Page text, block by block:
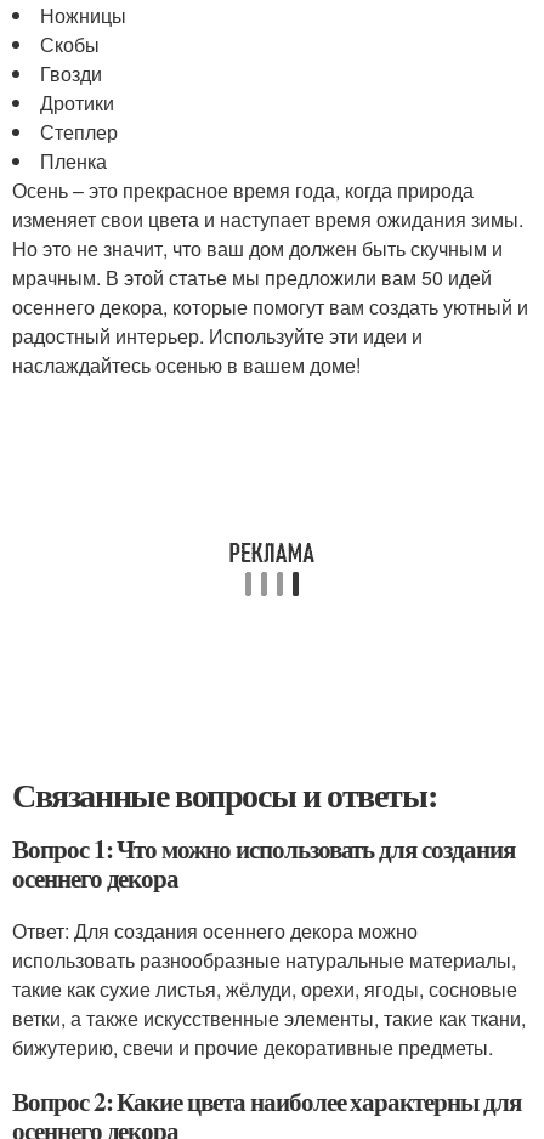
Ножницы
Скобы
Гвозди
Дротики
Степлер
Пленка
Осень – это прекрасное время года, когда природа
изменяет свои цвета и наступает время ожидания зимы.
Но это не значит, что ваш дом должен быть скучным и
мрачным. В этой статье мы предложили вам 50 идей
осеннего декора, которые помогут вам создать уютный и
радостный интерьер. Используйте эти идеи и
наслаждайтесь осенью в вашем доме!
Связанные вопросы и ответы:
Вопрос 1: Что можно использовать для создания
осеннего декора
Ответ: Для создания осеннего декора можно
использовать разнообразные натуральные материалы,
такие как сухие листья, жёлуди, орехи, ягоды, сосновые
ветки, а также искусственные элементы, такие как ткани,
бижутерию, свечи и прочие декоративные предметы.
Вопрос 2: Какие цвета наиболее характерны для
осеннего декора